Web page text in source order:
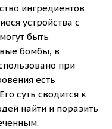
ингредиентов
устройства с
быть
бомбы, в
при
есть
суть сводится к
найти и поразить